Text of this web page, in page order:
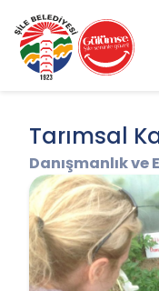
Tarımsal
Danışmanlık